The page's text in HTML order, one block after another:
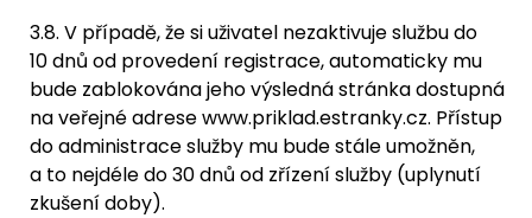
3.8. V případě, že si uživatel nezaktivuje službu do
10 dnů od provedení registrace, automaticky mu
bude zablokována jeho výsledná stránka dostupná
na veřejné adrese www.priklad.estranky.cz. Přístup
do administrace služby mu bude stále umožněn,
a to nejdéle do 30 dnů od zřízení služby (uplynutí
zkušení doby).